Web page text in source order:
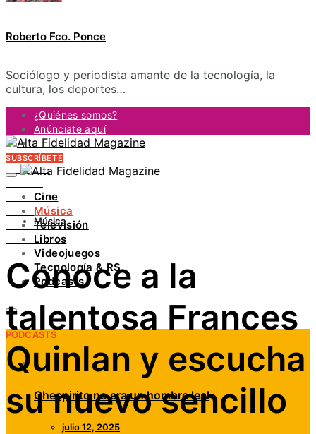
Roberto Fco. Ponce
Sociólogo y periodista amante de la tecnología, la
cultura, los deportes…
¿Quiénes somos?
Anúnciate aquí
Contacto
FACEBOOK
INSTAGRAM
PINTEREST
YOUTUBE
LINKEDIN
SUBSCRÍBETE
Cine
Música
Televisión
Libros
Videojuegos
Tecnología & RS
Podcasts
PODCASTS
Chespirito no era un hombre leal
julio 12, 2025
Música
Conoce a la
talentosa Frances
Quinlan y escucha
su nuevo sencillo